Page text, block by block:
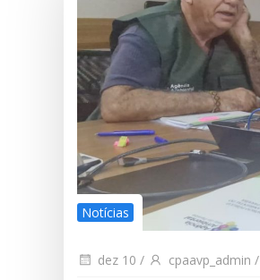
Notícias
dez 10 / cpaavp_admin /